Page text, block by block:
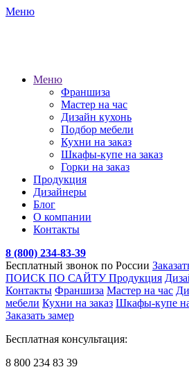
Меню
Меню
Франшиза
Мастер на час
Дизайн кухонь
Подбор мебели
Кухни на заказ
Шкафы-купе на заказ
Горки на заказ
Продукция
Дизайнеры
Блог
О компании
Контакты
8 (800) 234-83-39
Бесплатный звонок по России
ПОИСК ПО САЙТУПродукция
Контакты Франшиза Мастер на час
мебели Кухни на заказ Шкафы-купе на
Заказать замер
Бесплатная консультация:
8 800 234 83 39